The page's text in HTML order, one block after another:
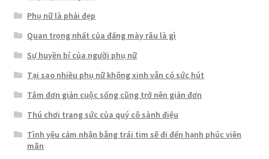
Phụ nữ là phải đẹp
Quan trọng nhất của đấng mày râu là gì
Sự huyền bí của người phụ nữ
Tại sao nhiều phụ nữ không xinh vẫn có sức hút
Tâm đơn giản cuộc sống cũng trở nên giản đơn
Thú chơi trang sức của quý cô sành điệu
Tình yêu cảm nhận bằng trái tim sẽ đi đến hạnh phúc viên
mãn